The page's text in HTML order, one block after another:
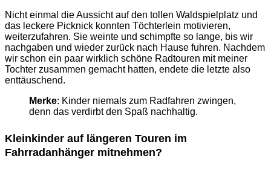
Nicht einmal die Aussicht auf den tollen Waldspielplatz und
das leckere Picknick konnten Töchterlein motivieren,
weiterzufahren. Sie weinte und schimpfte so lange, bis wir
nachgaben und wieder zurück nach Hause fuhren. Nachdem
wir schon ein paar wirklich schöne Radtouren mit meiner
Tochter zusammen gemacht hatten, endete die letzte also
enttäuschend.
Merke: Kinder niemals zum Radfahren zwingen,
denn das verdirbt den Spaß nachhaltig.
Kleinkinder auf längeren Touren im
Fahrradanhänger mitnehmen?